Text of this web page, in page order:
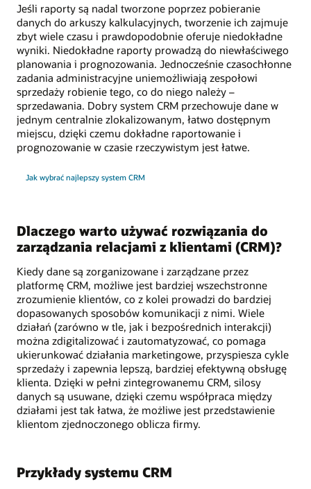
Jeśli raporty są nadal tworzone poprzez pobieranie
danych do arkuszy kalkulacyjnych, tworzenie ich zajmuje
zbyt wiele czasu i prawdopodobnie oferuje niedokładne
wyniki. Niedokładne raporty prowadzą do niewłaściwego
planowania i prognozowania. Jednocześnie czasochłonne
zadania administracyjne uniemożliwiają zespołowi
sprzedaży robienie tego, co do niego należy –
sprzedawania. Dobry system CRM przechowuje dane w
jednym centralnie zlokalizowanym, łatwo dostępnym
miejscu, dzięki czemu dokładne raportowanie i
prognozowanie w czasie rzeczywistym jest łatwe.
Jak wybrać najlepszy system CRM
Dlaczego warto używać rozwiązania do
zarządzania relacjami z klientami (CRM)?
Kiedy dane są zorganizowane i zarządzane przez
platformę CRM, możliwe jest bardziej wszechstronne
zrozumienie klientów, co z kolei prowadzi do bardziej
dopasowanych sposobów komunikacji z nimi. Wiele
działań (zarówno w tle, jak i bezpośrednich interakcji)
można zdigitalizować i zautomatyzować, co pomaga
ukierunkować działania marketingowe, przyspiesza cykle
sprzedaży i zapewnia lepszą, bardziej efektywną obsługę
klienta. Dzięki w pełni zintegrowanemu CRM, silosy
danych są usuwane, dzięki czemu współpraca między
działami jest tak łatwa, że możliwe jest przedstawienie
klientom zjednoczonego oblicza firmy.
Przykłady systemu CRM